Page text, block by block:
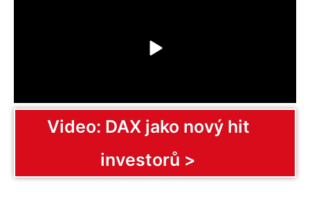
Video: DAX jako nový hit
investorů >